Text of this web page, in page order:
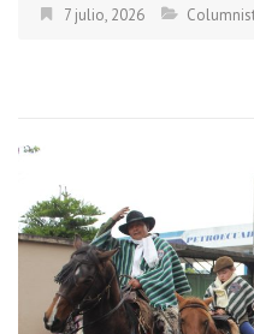
7 julio, 2026